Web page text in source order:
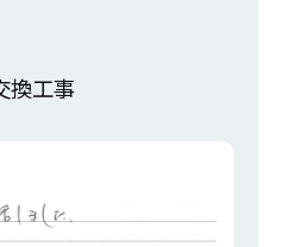
換工事